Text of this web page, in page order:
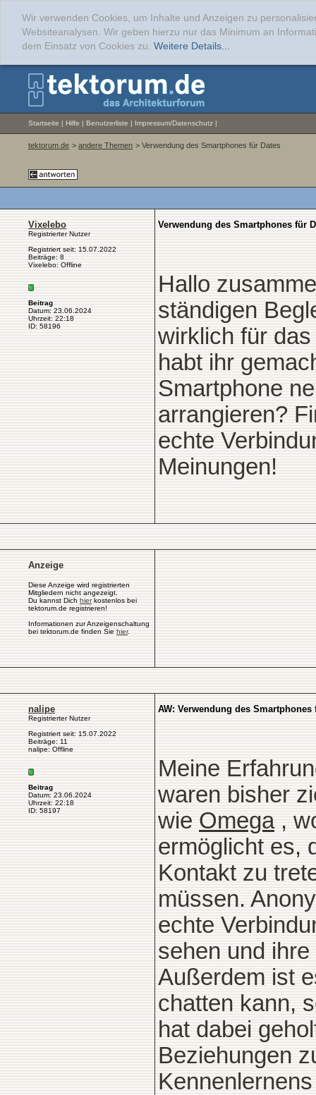
Wir verwenden Cookies, um Inhalte und Anzeigen zu
Websiteanalysen. Wir geben hierzu nur das Minimum an
dem Einsatz von Cookies zu. Weitere Details...
Startseite | Hilfe | Benutzerliste | Impressum/Datenschutz |
tektorum.de > andere Themen > Verwendung des Smartphones für Dates
Vixelebo
Registrierter Nutzer
Registriert seit: 15.07.2022
Beiträge: 8
Vixelebo: Offline
Beitrag
Datum: 23.06.2024
Uhrzeit: 22:18
ID: 58196
Verwendung des Smartphones für
Hallo
ständigen
wirklich für
habt ihr
Smartphone
arrangieren?
echte
Meinungen!
Anzeige
Diese Anzeige wird registrierten
Mitgliedern nicht angezeigt.
Du kannst Dich hierkostenlos bei
tektorum.de registrieren!
Informationen zur Anzeigenschaltung
bei tektorum.de finden Sie hier.
nalipe
Registrierter Nutzer
Registriert seit: 15.07.2022
Beiträge: 11
nalipe: Offline
Beitrag
Datum: 23.06.2024
Uhrzeit: 22:18
ID: 58197
AW: Verwendung des Smartphones
Meine
waren bisher
wie Omega,
ermöglicht es,
Kontakt zu
müssen.
echte
sehen und
Außerdem ist
chatten kann,
hat dabei
Beziehungen